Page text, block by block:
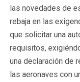
las novedades de
rebaja en las
que solicitar una
requisitos,
una declaración de
las aeronaves con